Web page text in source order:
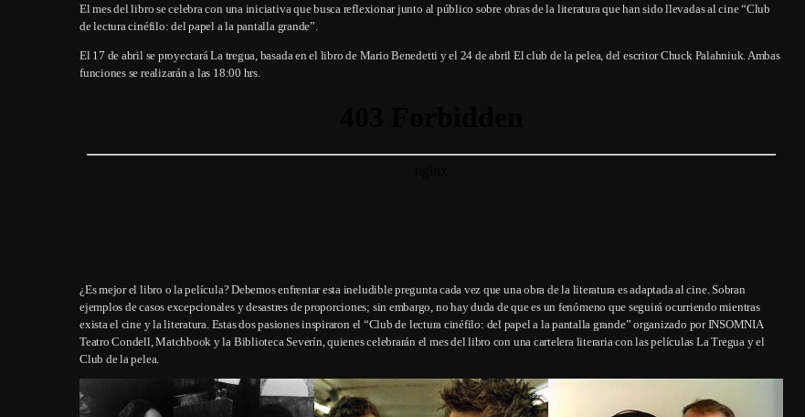
El mes del libro se celebra con una iniciativa que busca reflexionar junto al público sobre obras de la literatura que han sido llevadas al cine “Club
de lectura cinéfilo: del papel a la pantalla grande”.
El 17 de abril se proyectará La tregua, basada en el libro de Mario Benedetti y el 24 de abril El club de la pelea, del escritor Chuck Palahniuk. Ambas
funciones se realizarán a las 18:00 hrs.
¿Es mejor el libro o la película? Debemos enfrentar esta ineludible pregunta cada vez que una obra de la literatura es adaptada al cine. Sobran
ejemplos de casos excepcionales y desastres de proporciones; sin embargo, no hay duda de que es un fenómeno que seguirá ocurriendo mientras
exista el cine y la literatura. Estas dos pasiones inspiraron el “Club de lectura cinéfilo: del papel a la pantalla grande” organizado por INSOMNIA
Teatro Condell, Matchbook y la Biblioteca Severín, quienes celebrarán el mes del libro con una cartelera literaria con las películas La Tregua y el
Club de la pelea.